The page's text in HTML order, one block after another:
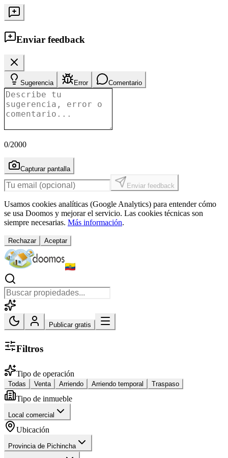
Enviar feedback
Sugerencia Error Comentario
0/2000
Capturar pantalla
Enviar feedback
Usamos cookies analíticas (Google Analytics) para entender cómo
se usa Doomos y mejorar el servicio. Las cookies técnicas son
siempre necesarias. Más información.
Rechazar Aceptar
Publicar gratis
Filtros
Tipo de operación
Todas Venta Arriendo Arriendo temporal Traspaso
Tipo de inmueble
Local comercial
Ubicación
Provincia de Pichincha